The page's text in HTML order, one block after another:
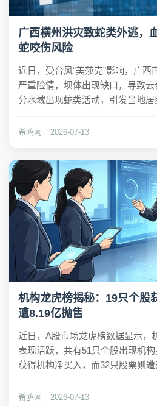
广西横州洪灾致蛇类外逃，
蛇咬伤风险
近日，受台风“美莎克”影响，广西
严重险情，坝体出现缺口，导致
分水域出现蛇类活动，引发当地
网观察到，抗蛇毒血清是应对毒
希鸥网 2026-07-13
机构龙虎榜揭秘：19只个股
遭8.19亿抛售
近日，A股市场龙虎榜数据显示，
表现活跃，共有51只个股出现机
获得机构净买入，而32只股票则
分别为东岳硅材、惠科股份和深
希鸥网 2026-07-13